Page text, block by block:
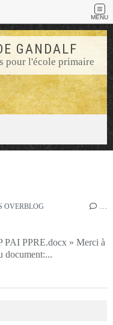
MENU
GANDALF
pour l'école primaire
OVERBLOG …
PAI PPRE.docx » Merci à
document:...